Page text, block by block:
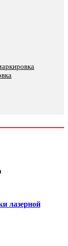
лазерной